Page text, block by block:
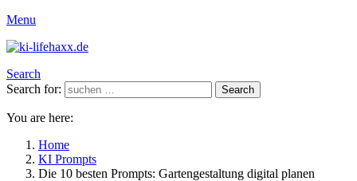
Menu
Search
Search for:
Search
You are here:
Home
KI Prompts
Die 10 besten Prompts: Gartengestaltung digital planen